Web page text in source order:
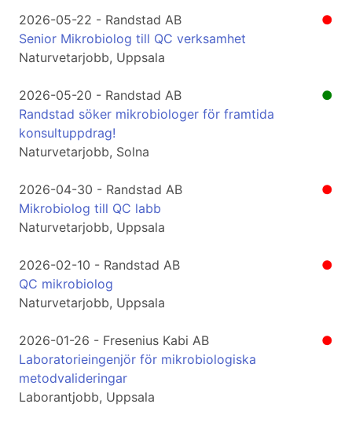
●
2026-05-22 - Randstad AB
Senior Mikrobiolog till QC verksamhet
Naturvetarjobb, Uppsala
●
2026-05-20 - Randstad AB
Randstad söker mikrobiologer för framtida
konsultuppdrag!
Naturvetarjobb, Solna
●
2026-04-30 - Randstad AB
Mikrobiolog till QC labb
Naturvetarjobb, Uppsala
●
2026-02-10 - Randstad AB
QC mikrobiolog
Naturvetarjobb, Uppsala
●
2026-01-26 - Fresenius Kabi AB
Laboratorieingenjör för mikrobiologiska
metodvalideringar
Laborantjobb, Uppsala